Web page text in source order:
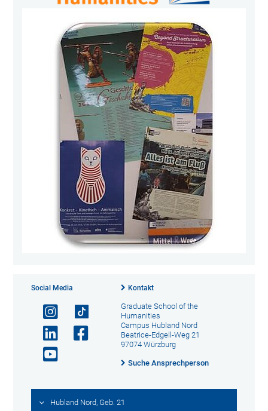
Social Media Kontakt
Graduate School of the
Humanities
Campus Hubland Nord
Beatrice-Edgell-Weg 21
97074 Würzburg
Suche Ansprechperson
Hubland Nord, Geb. 21